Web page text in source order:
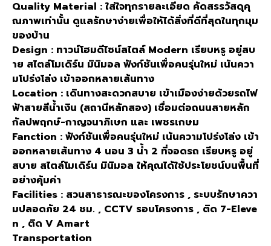
Quality Material : ใส่ใจทุกรายละเอียด คัดสรรวัสดุคุ
ณภาพเท่านั้น ดูแลรักษาง่ายเพื่อให้ได้สิ่งที่ดีที่สุดในทุกมุม
ของบ้าน
Design : ทาวน์โฮมดีไซน์สไตล์ Modern เรียบหรู อยู่สบ
าย สไตล์โมเดิร์น มินิมอล ฟังก์ชันเพื่อคนรุ่นใหม่ เน้นควา
มโปร่งโล่ง เข้าออกหลายเส้นทาง
Location : เดินทางสะดวกสบาย เข้าเมืองง่ายด้วยรถไฟ
ฟ้าสายสีน้ำเงิน (สถานีหลักสอง) เชื่อมต่อถนนสายหลัก
กัลปพฤกษ์-กาญจนาภิเษก และ เพชรเกษม
Fanction : ฟังก์ชันเพื่อคนรุ่นใหม่ เน้นความโปร่งโล่ง เข้า
ออกหลายเส้นทาง 4 นอน 3 น้ำ 2 ที่จอดรถ เรียบหรู อยู่
สบาย สไตล์โมเดิร์น มินิมอล ให้คุณได้ใช้ประโยชน์บนพื้นที่
อย่างคุ้มค่า
Facilities : สวนสาธารณะของโครงการ , ระบบรักษาควา
มปลอดภัย 24 ชม. , CCTV รอบโครงการ , ติด 7-Eleve
n , ติด V Amart
Transportation